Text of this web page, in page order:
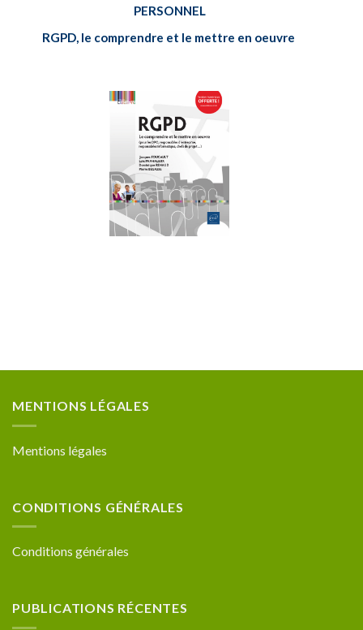
PERSONNEL
RGPD, le comprendre et le mettre en oeuvre
MENTIONS LÉGALES
Mentions légales
CONDITIONS GÉNÉRALES
Conditions générales
PUBLICATIONS RÉCENTES